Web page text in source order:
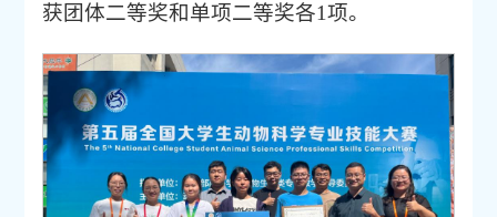
获团体二等奖和单项二等奖各1项。